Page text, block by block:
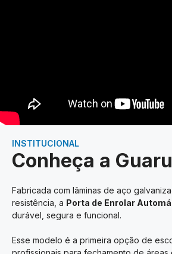
INSTITUCIONAL
Conheça a
Fabricada com lâminas de aço
resistência, a Porta de Enrolar
durável, segura e funcional.
Esse modelo é a primeira opção de